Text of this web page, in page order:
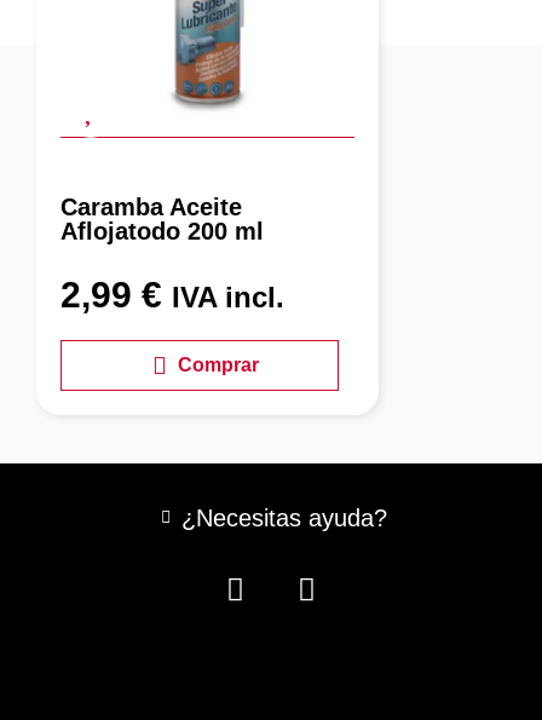
Caramba Aceite
Aflojatodo 200 ml
2,99 € IVA incl.
Comprar
¿Necesitas ayuda?